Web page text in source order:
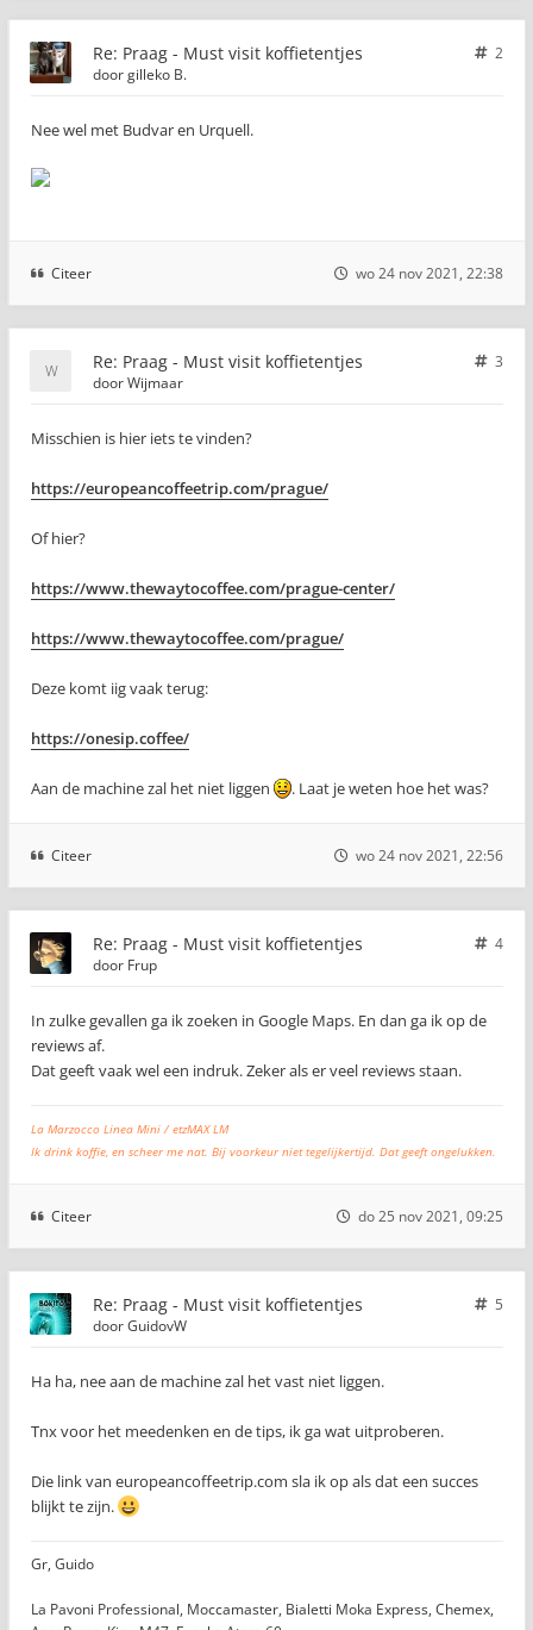
Re: Praag - Must visit koffietentjes
2
doorgilleko B.
Nee wel met Budvar en Urquell.
Citeer wo 24 nov 2021, 22:38
Re: Praag - Must visit koffietentjes
3
doorWijmaar
Misschien is hier iets te vinden?
https://europeancoffeetrip.com/prague/
Of hier?
https://www.thewaytocoffee.com/prague-center/
https://www.thewaytocoffee.com/prague/
Deze komt iig vaak terug:
https://onesip.coffee/
Aan de machine zal het niet liggen . Laat je weten hoe het was?
Citeer wo 24 nov 2021, 22:56
Re: Praag - Must visit koffietentjes
4
door Frup
In zulke gevallen ga ik zoeken in Google Maps. En dan ga ik op de
reviews af.
Dat geeft vaak wel een indruk. Zeker als er veel reviews staan.
La Marzocco Linea Mini / etzMAX LM
Ik drink koffie, en scheer me nat. Bij voorkeur niet tegelijkertijd. Dat geeft ongelukken.
Citeer do 25 nov 2021, 09:25
Re: Praag - Must visit koffietentjes
5
doorGuidovW
Ha ha, nee aan de machine zal het vast niet liggen.
Tnx voor het meedenken en de tips, ik ga wat uitproberen.
Die link van europeancoffeetrip.com sla ik op als dat een succes
blijkt te zijn.
Gr, Guido
La Pavoni Professional, Moccamaster, Bialetti Moka Express, Chemex,